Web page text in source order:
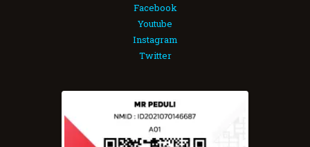
Facebook
Youtube
Instagram
Twitter